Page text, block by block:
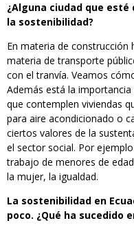
¿Alguna ciudad que
la sostenibilidad?
En materia de construcción
materia de transporte
con el tranvía. Veamos
Además está la
que contemplen viviendas
para aire acondicionado o
ciertos valores de la
el sector social. Por
trabajo de menores de
la mujer, la igualdad.
La sostenibilidad en
poco. ¿Qué ha sucedido